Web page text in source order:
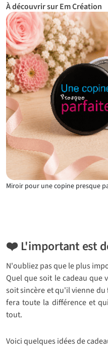
À découvrir sur Em Création
❤️ L'important est
N'oubliez pas que le plus
Quel que soit le cadeau que
soit sincère et qu'il vienne
fera toute la différence et
tout.
Voici quelques idées de